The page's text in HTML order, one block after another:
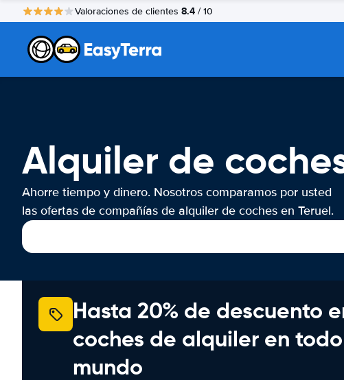
Valoraciones de clientes 8.4 / 10
Alquiler de
Ahorre tiempo y dinero. Nosotros comparamos por usted
las ofertas de compañías de alquiler de coches en Teruel.
Hasta 20% de descuento
coches de alquiler en
mundo